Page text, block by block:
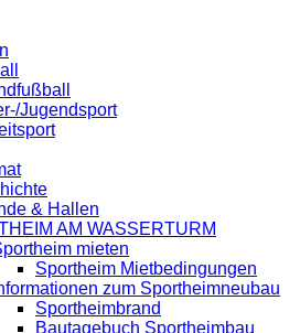
Jugendsport
& Hallen
AM WASSERTURM
mieten
Sportheim Mietbedingungen
zum Sportheimneubau
Sportheimbrand
Bautagebuch Sportheimbau